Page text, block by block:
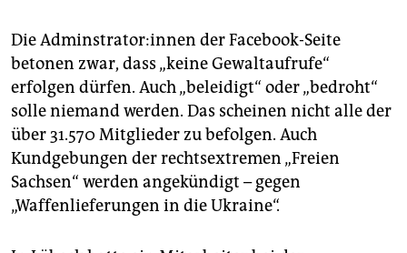
Die Ad­min­stra­to­r:in­nen der Facebook-Seite
betonen zwar, dass „keine Gewaltaufrufe“
erfolgen dürfen. Auch „beleidigt“ oder „bedroht“
solle niemand werden. Das scheinen nicht alle der
über 31.570 Mitglieder zu befolgen. Auch
Kundgebungen der rechtsextremen „Freien
Sachsen“ werden angekündigt – gegen
„Waffenlieferungen in die Ukraine“.